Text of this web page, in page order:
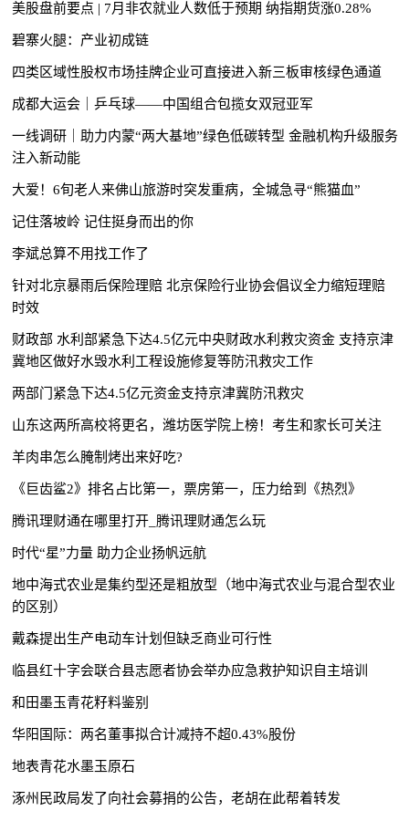
美股盘前要点 | 7月非农就业人数低于预期 纳指期货涨0.28%
碧寨火腿：产业初成链
四类区域性股权市场挂牌企业可直接进入新三板审核绿色通道
成都大运会｜乒乓球——中国组合包揽女双冠亚军
一线调研｜助力内蒙“两大基地”绿色低碳转型 金融机构升级服务
注入新动能
大爱！6旬老人来佛山旅游时突发重病，全城急寻“熊猫血”
记住落坡岭 记住挺身而出的你
李斌总算不用找工作了
针对北京暴雨后保险理赔 北京保险行业协会倡议全力缩短理赔
时效
财政部 水利部紧急下达4.5亿元中央财政水利救灾资金 支持京津
冀地区做好水毁水利工程设施修复等防汛救灾工作
两部门紧急下达4.5亿元资金支持京津冀防汛救灾
山东这两所高校将更名，潍坊医学院上榜！考生和家长可关注
羊肉串怎么腌制烤出来好吃?
《巨齿鲨2》排名占比第一，票房第一，压力给到《热烈》
腾讯理财通在哪里打开_腾讯理财通怎么玩
时代“星”力量 助力企业扬帆远航
地中海式农业是集约型还是粗放型（地中海式农业与混合型农业
的区别）
戴森提出生产电动车计划但缺乏商业可行性
临县红十字会联合县志愿者协会举办应急救护知识自主培训
和田墨玉青花籽料鉴别
华阳国际：两名董事拟合计减持不超0.43%股份
地表青花水墨玉原石
涿州民政局发了向社会募捐的公告，老胡在此帮着转发